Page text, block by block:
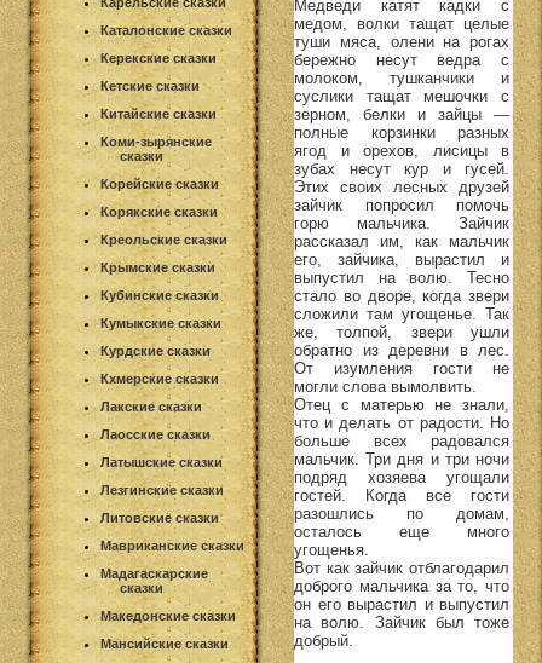
Каталонские сказки
Керекские сказки
Кетские сказки
Китайские сказки
Коми-зырянские
сказки
Корейские сказки
Корякские сказки
Креольские сказки
Крымские сказки
Кубинские сказки
Кумыкские сказки
Курдские сказки
Кхмерские сказки
Лакские сказки
Лаосские сказки
Латышские сказки
Лезгинские сказки
Литовские сказки
Мавриканские сказки
Мадагаскарские
сказки
Македонские сказки
Мансийские сказки
Медведи катят кадки с
медом, волки тащат целые
туши мяса, олени на рогах
бережно несут ведра с
молоком, тушканчики и
суслики тащат мешочки с
зерном, белки и зайцы —
полные корзинки разных
ягод и орехов, лисицы в
зубах несут кур и гусей.
Этих своих лесных друзей
зайчик попросил помочь
горю мальчика. Зайчик
рассказал им, как мальчик
его, зайчика, вырастил и
выпустил на волю. Тесно
стало во дворе, когда звери
сложили там угощенье. Так
же, толпой, звери ушли
обратно из деревни в лес.
От изумления гости не
могли слова вымолвить.
Отец с матерью не знали,
что и делать от радости. Но
больше всех радовался
мальчик. Три дня и три ночи
подряд хозяева угощали
гостей. Когда все гости
разошлись по домам,
осталось еще много
угощенья.
Вот как зайчик отблагодарил
доброго мальчика за то, что
он его вырастил и выпустил
на волю. Зайчик был тоже
добрый.